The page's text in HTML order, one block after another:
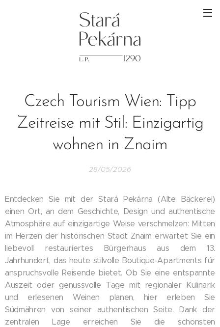
Czech Tourism Wien: Tipp
Zeitreise mit Stil: Einzigartig
wohnen in Znaim
28/05/2026
Entdecken Sie mit der Stará Pekárna (Alte Bäckerei)
einen Ort, an dem Geschichte, Design und authentische
Atmosphäre auf einzigartige Weise verschmelzen: Mitten
im Herzen der historischen Stadt Znaim erwartet Sie ein
liebevoll restauriertes Bürgerhaus aus dem 13.
Jahrhundert, das heute stilvolle Boutique-Apartments für
anspruchsvolle Reisende bietet. Ob Sie eine entspannte
Auszeit oder genussvolle Tage mit regionaler Kulinarik
und erlesenen Weinen planen, hier erleben Sie
Südmähren von seiner authentischen Seite. Dank der
zentralen Lage erreichen Sie die schönsten